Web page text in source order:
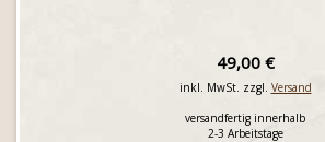
49,00 €
inkl. MwSt. zzgl. Versand
versandfertig innerhalb
2-3 Arbeitstage